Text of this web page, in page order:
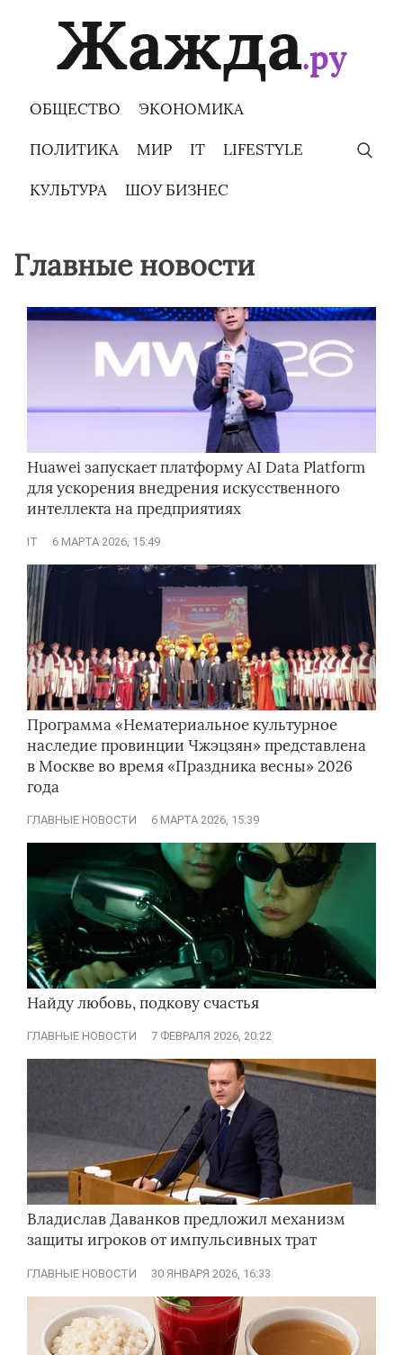
ОБЩЕСТВО ЭКОНОМИКА
ПОЛИТИКА МИР IT LIFESTYLE
КУЛЬТУРА ШОУ БИЗНЕС
Главные новости
Huawei запускает платформу AI Data Platform
для ускорения внедрения искусственного
интеллекта на предприятиях
IT 6 МАРТА 2026, 15:49
Программа «Нематериальное культурное
наследие провинции Чжэцзян» представлена
в Москве во время «Праздника весны» 2026
года
ГЛАВНЫЕ НОВОСТИ 6 МАРТА 2026, 15:39
Найду любовь, подкову счастья
ГЛАВНЫЕ НОВОСТИ 7 ФЕВРАЛЯ 2026, 20:22
Владислав Даванков предложил механизм
защиты игроков от импульсивных трат
ГЛАВНЫЕ НОВОСТИ 30 ЯНВАРЯ 2026, 16:33